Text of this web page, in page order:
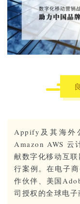
Appify及其海外
Amazon AWS 云
献数字化移动互
行案例。在电子
作伙伴、美国
司授权的全球电子